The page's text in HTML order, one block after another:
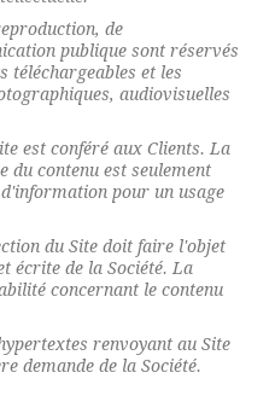
de
publique sont réservés
téléchargeables et les
audiovisuelles
est conféré aux Clients. La
contenu est seulement
pour un usage
du Site doit faire l'objet
écrite de la Société. La
concernant le contenu
renvoyant au Site
demande de la Société.